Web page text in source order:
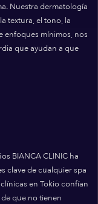
Nuestra dermatología
textura, el tono, la
enfoques mínimos, nos
que ayudan a que
BIANCA CLINIC ha
clave de cualquier spa
en Tokio confían
que no tienen